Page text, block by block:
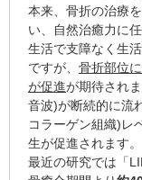
本来、骨折の治療
い、自然治癒力に
生活で支障なく生
ですが、 骨折部位
が促進が期待され
音波)が断続的に流
コラーゲン組織)レ
生が促進されます。
最近の研究では「